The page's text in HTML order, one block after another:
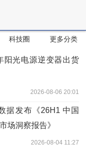
科技圈 更多分类
阳光电源逆变器出货
2026-08-06 20:01
据发布《26H1 中国
场洞察报告》
2026-08-04 11:27